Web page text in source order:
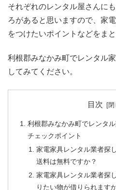
それぞれのレンタル屋さんに
ろがあると思いますので、家
をつけたいポイントなどをま
利根郡みなかみ町でレンタル
してみてください。
目次
利根郡みなかみ町でレンタ
チェックポイント
家電家具レンタル業者探
送料は無料ですか？
家電家具レンタル業者探
りたい物が借りられます